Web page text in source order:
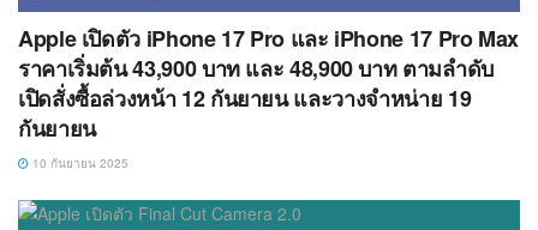
Apple เปิดตัว iPhone 17 Pro และ iPhone 17 Pro Max
ราคาเริ่มต้น 43,900 บาท และ 48,900 บาท ตามลำดับ
เปิดสั่งซื้อล่วงหน้า 12 กันยายน และวางจำหน่าย 19
กันยายน
10 กันยายน 2025